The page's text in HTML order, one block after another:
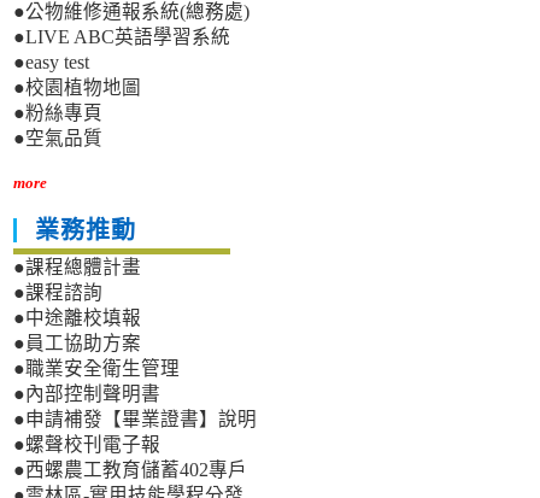
●公物維修通報系統(總務處)
●LIVE ABC英語學習系統
●easy test
●校園植物地圖
●粉絲專頁
●空氣品質
more
業務推動
●課程總體計畫
●課程諮詢
●中途離校填報
●員工協助方案
●職業安全衛生管理
●內部控制聲明書
●申請補發【畢業證書】說明
●螺聲校刊電子報
●西螺農工教育儲蓄402專戶